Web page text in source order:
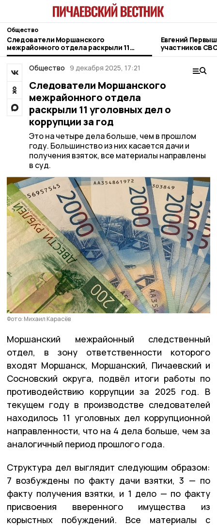
Общество
Следователи Моршанского
межрайонного отдела раскрыли 11
уголовных дел о коррупции за год
Евгений
участников
фонда
Общество 9 декабря 2025, 17:21
Следователи Моршанского
межрайонного отдела
раскрыли 11 уголовных дел о
коррупции за год
Это на четыре дела больше, чем в прошлом
году. Большинство из них касается дачи и
получения взяток, все материалы направлены
в суд.
Фото: Михаил Карасёв
Моршанский межрайонный следственный
отдел, в зону ответственности которого
входят Моршанск, Моршанский, Пичаевский и
Сосновский округа, подвёл итоги работы по
противодействию коррупции за 2025 год. В
текущем году в производстве следователей
находилось 11 уголовных дел коррупционной
направленности, что на 4 дела больше, чем за
аналогичный период прошлого года.
Структура дел выглядит следующим образом:
7 возбуждены по факту дачи взятки, 3 — по
факту получения взятки, и 1 дело — по факту
присвоения вверенного имущества из
корыстных побуждений. Все материалы с